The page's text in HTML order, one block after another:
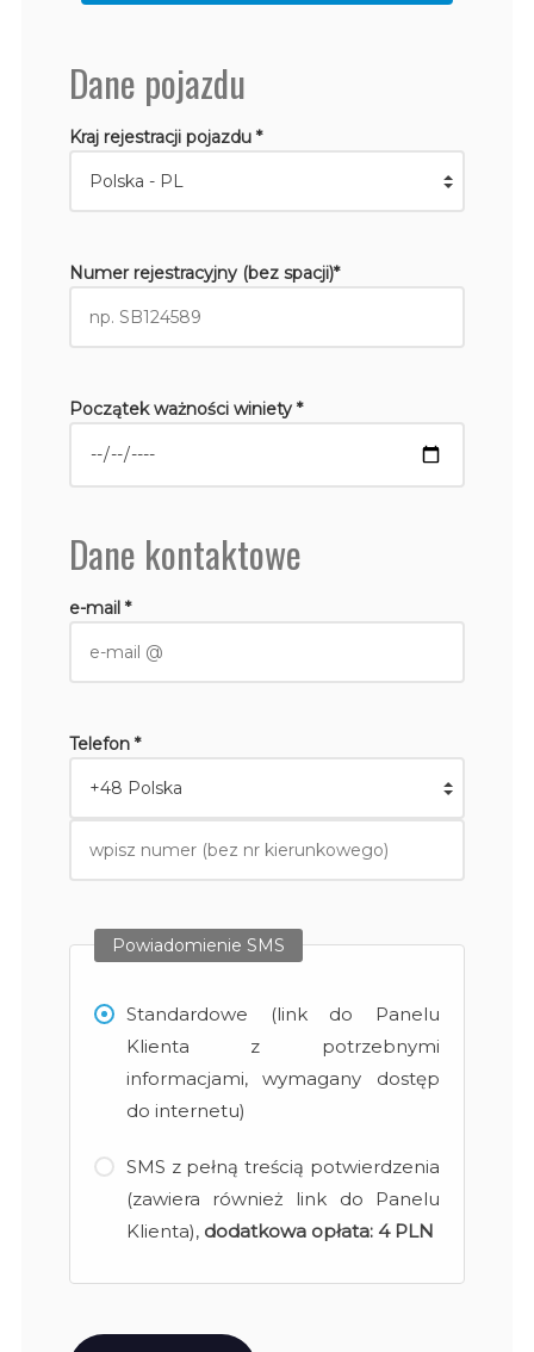
Dane pojazdu
Kraj rejestracji pojazdu *
Numer rejestracyjny (bez spacji)*
Początek ważności winiety *
Dane kontaktowe
e-mail *
Telefon *
Powiadomienie SMS
Standardowe (link do Panelu
Klienta z potrzebnymi
informacjami, wymagany dostęp
do internetu)
SMS z pełną treścią potwierdzenia
(zawiera również link do Panelu
Klienta), dodatkowa opłata: 4 PLN